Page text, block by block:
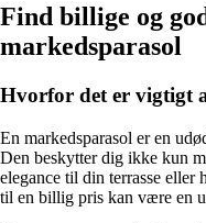
Find billige og
markedsparasol
Hvorfor det er vigtigt
En markedsparasol er en
Den beskytter dig ikke kun
elegance til din terrasse eller
til en billig pris kan være en